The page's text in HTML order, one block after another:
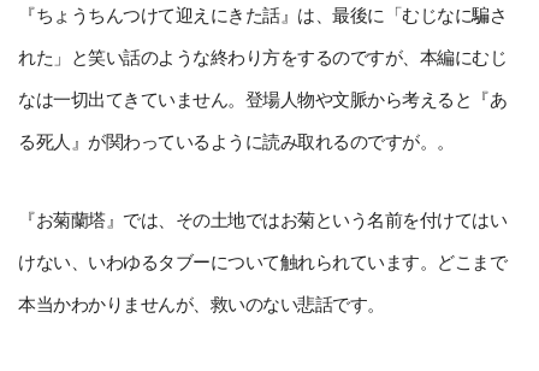
『ちょうちんつけて迎えにきた話』は、最後に「むじなに騙さ
れた」と笑い話のような終わり方をするのですが、本編にむじ
なは一切出てきていません。登場人物や文脈から考えると『あ
る死人』が関わっているように読み取れるのですが。。
『お菊蘭塔』では、その土地ではお菊という名前を付けてはい
けない、いわゆるタブーについて触れられています。どこまで
本当かわかりませんが、救いのない悲話です。